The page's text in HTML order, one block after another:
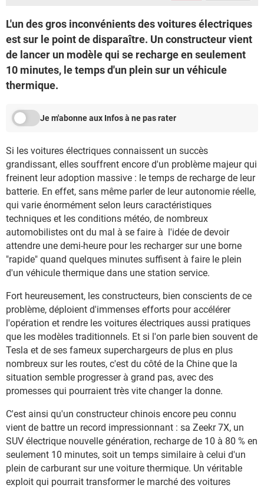
L'un des gros inconvénients des voitures électriques
est sur le point de disparaître. Un constructeur vient
de lancer un modèle qui se recharge en seulement
10 minutes, le temps d'un plein sur un véhicule
thermique.
Je m'abonne aux Infos à ne pas rater
Si les voitures électriques connaissent un succès
grandissant, elles souffrent encore d'un problème majeur qui
freinent leur adoption massive : le temps de recharge de leur
batterie. En effet, sans même parler de leur autonomie réelle,
qui varie énormément selon leurs caractéristiques
techniques et les conditions météo, de nombreux
automobilistes ont du mal à se faire à l'idée de devoir
attendre une demi-heure pour les recharger sur une borne
"rapide" quand quelques minutes suffisent à faire le plein
d'un véhicule thermique dans une station service.
Fort heureusement, les constructeurs, bien conscients de ce
problème, déploient d'immenses efforts pour accélérer
l'opération et rendre les voitures électriques aussi pratiques
que les modèles traditionnels. Et si l'on parle bien souvent de
Tesla et de ses fameux superchargeurs de plus en plus
nombreux sur les routes, c'est du côté de la Chine que la
situation semble progresser à grand pas, avec des
promesses qui pourraient très vite changer la donne.
C'est ainsi qu'un constructeur chinois encore peu connu
vient de battre un record impressionnant : sa Zeekr 7X, un
SUV électrique nouvelle génération, recharge de 10 à 80 % en
seulement 10 minutes, soit un temps similaire à celui d'un
plein de carburant sur une voiture thermique. Un véritable
exploit qui pourrait transformer le marché des voitures